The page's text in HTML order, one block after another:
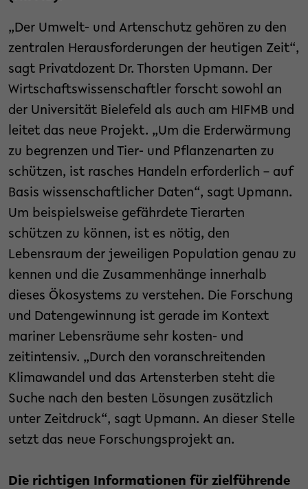
„Der Umwelt- und Artenschutz gehören zu den
zentralen Herausforderungen der heutigen Zeit“,
sagt Privatdozent Dr. Thorsten Upmann. Der
Wirtschaftswissenschaftler forscht sowohl an
der Universität Bielefeld als auch am HIFMB und
leitet das neue Projekt. „Um die Erderwärmung
zu begrenzen und Tier- und Pflanzenarten zu
schützen, ist rasches Handeln erforderlich – auf
Basis wissenschaftlicher Daten“, sagt Upmann.
Um beispielsweise gefährdete Tierarten
schützen zu können, ist es nötig, den
Lebensraum der jeweiligen Population genau zu
kennen und die Zusammenhänge innerhalb
dieses Ökosystems zu verstehen. Die Forschung
und Datengewinnung ist gerade im Kontext
mariner Lebensräume sehr kosten- und
zeitintensiv. „Durch den voranschreitenden
Klimawandel und das Artensterben steht die
Suche nach den besten Lösungen zusätzlich
unter Zeitdruck“, sagt Upmann. An dieser Stelle
setzt das neue Forschungsprojekt an.
Die richtigen Informationen für zielführende